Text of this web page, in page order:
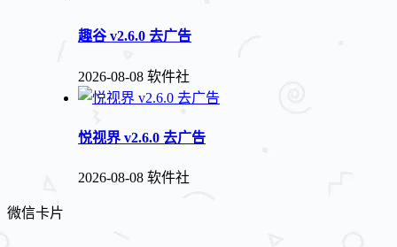
趣谷 v2.6.0 去广告
2026-08-08 软件社
悦视界 v2.6.0 去广告
2026-08-08 软件社
微信卡片